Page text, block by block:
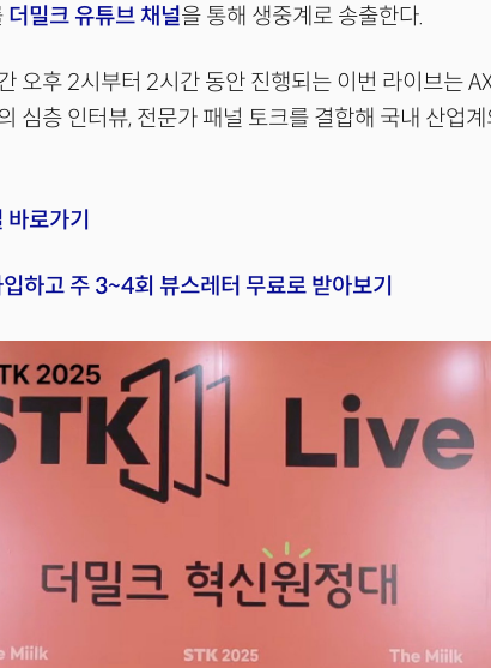
더밀크 유튜브 채널을 통해 생중계로 송출한다.
오후 2시부터 2시간 동안 진행되는 이번 라이브는
심층 인터뷰, 전문가 패널 토크를 결합해 국내 산업
바로가기
하고 주 3~4회 뷰스레터 무료로 받아보기